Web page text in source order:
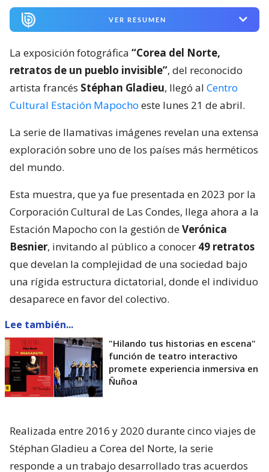
VER RESUMEN
La exposición fotográfica “Corea del Norte,
retratos de un pueblo invisible”, del reconocido
artista francés Stéphan Gladieu, llegó al Centro
Cultural Estación Mapocho este lunes 21 de abril.
La serie de llamativas imágenes revelan una extensa
exploración sobre uno de los países más herméticos
del mundo.
Esta muestra, que ya fue presentada en 2023 por la
Corporación Cultural de Las Condes, llega ahora a la
Estación Mapocho con la gestión deVerónica
Besnier, invitando al público a conocer 49 retratos
que develan la complejidad de una sociedad bajo
una rígida estructura dictatorial, donde el individuo
desaparece en favor del colectivo.
Lee también...
"Hilando tus historias en escena"
función de teatro interactivo
promete experiencia inmersiva en
Ñuñoa
Realizada entre 2016 y 2020 durante cinco viajes de
Stéphan Gladieu a Corea del Norte, la serie
responde a un trabajo desarrollado tras acuerdos